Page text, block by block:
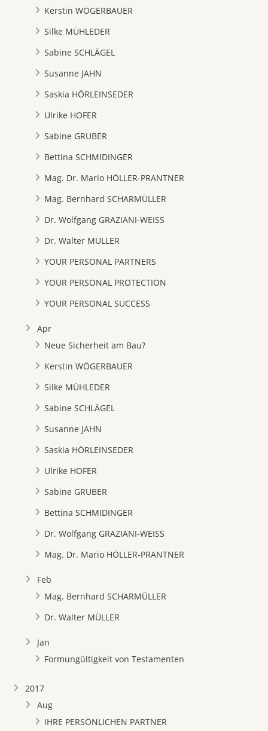
Kerstin WÖGERBAUER
Silke MÜHLEDER
Sabine SCHLÄGEL
Susanne JAHN
Saskia HÖRLEINSEDER
Ulrike HOFER
Sabine GRUBER
Bettina SCHMIDINGER
Mag. Dr. Mario HÖLLER-PRANTNER
Mag. Bernhard SCHARMÜLLER
Dr. Wolfgang GRAZIANI-WEISS
Dr. Walter MÜLLER
YOUR PERSONAL PARTNERS
YOUR PERSONAL PROTECTION
YOUR PERSONAL SUCCESS
Apr
Neue Sicherheit am Bau?
Kerstin WÖGERBAUER
Silke MÜHLEDER
Sabine SCHLÄGEL
Susanne JAHN
Saskia HÖRLEINSEDER
Ulrike HOFER
Sabine GRUBER
Bettina SCHMIDINGER
Dr. Wolfgang GRAZIANI-WEISS
Mag. Dr. Mario HÖLLER-PRANTNER
Feb
Mag. Bernhard SCHARMÜLLER
Dr. Walter MÜLLER
Jan
Formungültigkeit von Testamenten
2017
Aug
IHRE PERSÖNLICHEN PARTNER